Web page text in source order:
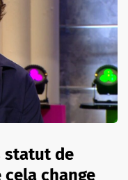
statut de
change